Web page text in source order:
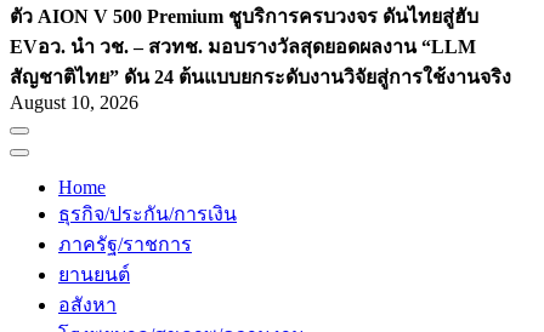
ตัว AION V 500 Premium ชูบริการครบวงจร ดันไทยสู่ฮับ
EVอว. นำ วช. – สวทช. มอบรางวัลสุดยอดผลงาน “LLM
สัญชาติไทย” ดัน 24 ต้นแบบยกระดับงานวิจัยสู่การใช้งานจริง
August 10, 2026
Home
ธุรกิจ/ประกัน/การเงิน
ภาครัฐ/ราชการ
ยานยนต์
อสังหา